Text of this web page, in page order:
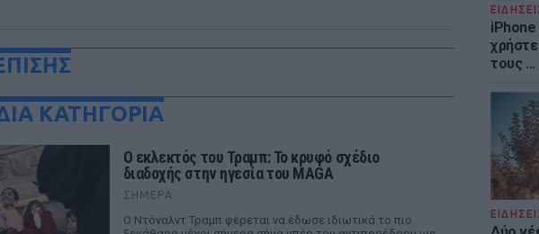
iPhone
τους ...
ΚΑΤΗΓΟΡΙΑ
Ο εκλεκτός του Τραμπ: Το κρυφό σχέδιο
διαδοχής στην ηγεσία του MAGA
ΣΉΜΕΡΑ
Ο Ντόναλντ Τραμπ φέρεται να έδωσε ιδιωτικά το πιο